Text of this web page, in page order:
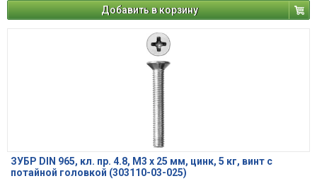
Добавить в корзину
ЗУБР DIN 965, кл. пр. 4.8, M3 х 25 мм, цинк, 5 кг, винт с
потайной головкой (303110-03-025)